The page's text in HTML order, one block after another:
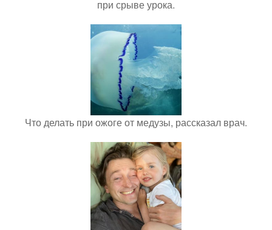
при срыве урока.
Что делать при ожоге от медузы, рассказал врач.